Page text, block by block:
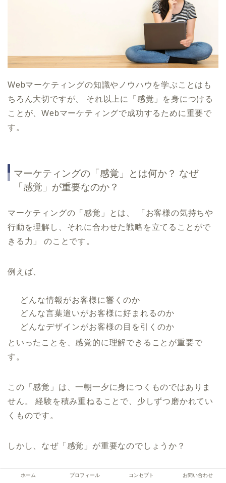
Webマーケティングの知識やノウハウを学ぶことはも
ちろん大切ですが、 それ以上に「感覚」を身につける
ことが、Webマーケティングで成功するために重要で
す。
マーケティングの「感覚」とは何か？ なぜ
「感覚」が重要なのか？
マーケティングの「感覚」とは、 「お客様の気持ちや
行動を理解し、それに合わせた戦略を立てることがで
きる力」 のことです。
例えば、
どんな情報がお客様に響くのか
どんな言葉遣いがお客様に好まれるのか
どんなデザインがお客様の目を引くのか
といったことを、感覚的に理解できることが重要で
す。
この「感覚」は、一朝一夕に身につくものではありま
せん。 経験を積み重ねることで、少しずつ磨かれてい
くものです。
しかし、なぜ「感覚」が重要なのでしょうか？
それは、Webマーケティングは常に変化しているから
ホーム プロフィール コンセプト お問い合わせ